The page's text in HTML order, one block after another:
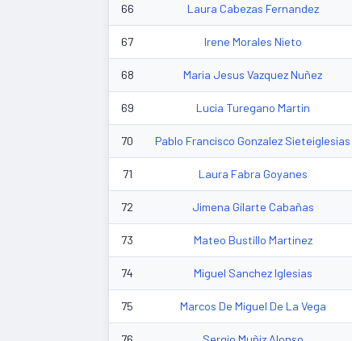
66 Laura Cabezas Fernandez
67 Irene Morales Nieto
68 Maria Jesus Vazquez Nuñez
69 Lucia Turegano Martin
70 Pablo Francisco Gonzalez Sieteiglesias
71 Laura Fabra Goyanes
72 Jimena Gilarte Cabañas
73 Mateo Bustillo Martinez
74 Miguel Sanchez Iglesias
75 Marcos De Miguel De La Vega